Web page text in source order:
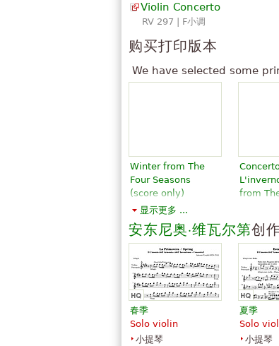
Violin Concerto
RV 297 | F小调
购买打印版本
We have selected some
Winter from The
Four Seasons
(score only)
￥40.51
Belwin
Publishing
from
￥67.18
Flute,
G.
显示更多 ...
安东尼奥·维瓦尔第创
春季
Solo violin
小提琴
夏季
Solo
小提琴